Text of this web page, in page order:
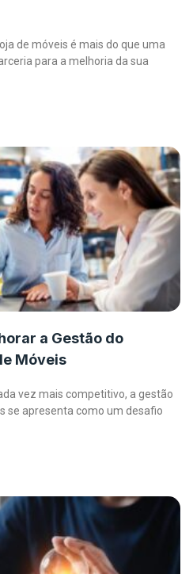
de móveis é mais do que uma
para a melhoria da sua
a Gestão do
Móveis
vez mais competitivo, a gestão
se apresenta como um desafio